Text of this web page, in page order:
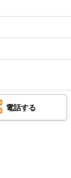
電話する